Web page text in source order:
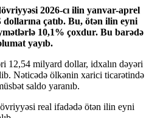
2026-cı ilin yanvar-aprel
çatıb. Bu, ötən ilin eyni
10,1% çoxdur. Bu barədə
yayıb.
12,54 milyard dollar, idxalın dəyəri
Nəticədə ölkənin xarici ticarətində
saldo yaranıb.
real ifadədə ötən ilin eyni